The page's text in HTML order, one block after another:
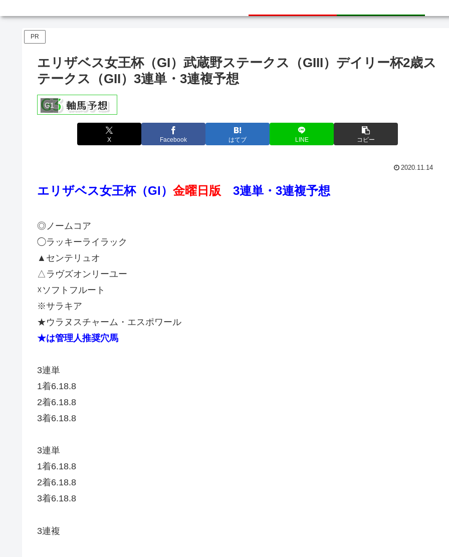
PR
エリザベス女王杯（GI）武蔵野ステークス（GIII）デイリー杯2歳ス
テークス（GII）3連単・3連複予想
G1
X Facebook はてブ LINE コピー
2020.11.14
エリザベス女王杯（GI） 金曜日版 3連単・3連複予想
◎ノームコア
◯ラッキーライラック
▲センテリュオ
△ラヴズオンリーユー
☓ソフトフルート
※サラキア
★ウラヌスチャーム・エスポワール
★は管理人推奨穴馬
3連単
1着6.18.8
2着6.18.8
3着6.18.8
3連単
1着6.18.8
2着6.18.8
3着6.18.8
3連複